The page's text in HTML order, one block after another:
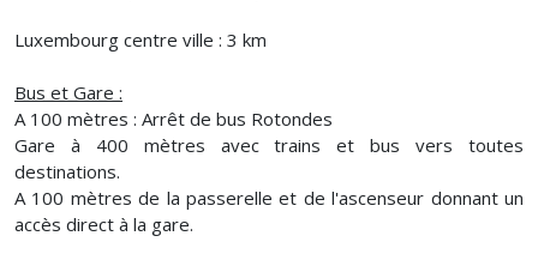
Luxembourg centre ville : 3 km
Bus et Gare :
A 100 mètres : Arrêt de bus Rotondes
Gare à 400 mètres avec trains et bus vers toutes
destinations.
A 100 mètres de la passerelle et de l'ascenseur donnant un
accès direct à la gare.